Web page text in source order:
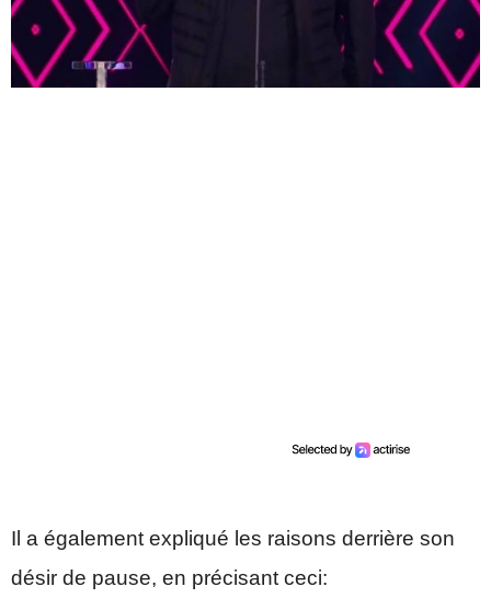
Il a également expliqué les raisons derrière son
désir de pause, en précisant ceci: